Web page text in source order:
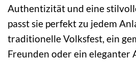
Authentizität und eine
passt sie perfekt zu jedem
traditionelle Volksfest, ein
Freunden oder ein